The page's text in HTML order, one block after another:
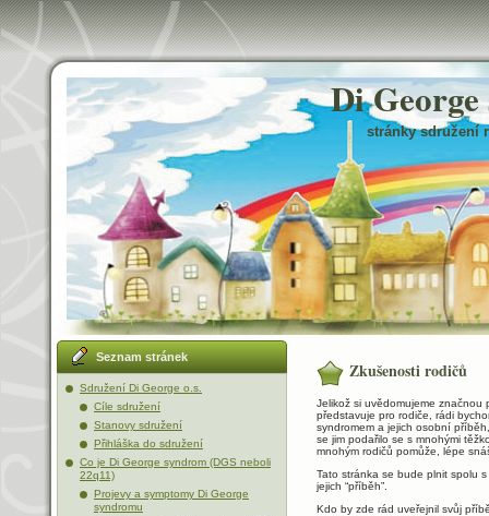
Di
stránky sdružení
Seznam stránek
Sdružení Di George o.s.
Cíle sdružení
Stanovy sdružení
Přihláška do sdružení
Co je Di George syndrom (DGS neboli
22q11)
Projevy a symptomy Di George
syndromu
Zkušenosti rodičů
Jelikož si uvědomujeme značnou
představuje pro rodiče, rádi
syndromem a jejich osobní
se jim podařilo se s mnohými
mnohým rodičů pomůže, lépe
Tato stránka se bude plnit spolu
jejich “příběh”.
Kdo by zde rád uveřejnil svůj